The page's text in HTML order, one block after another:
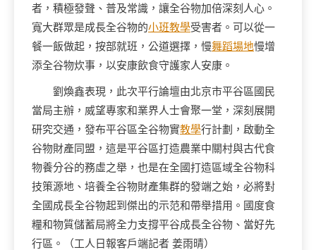
者，積極發聲、普及常識，讓全谷物加倍深刻人心。
寬大群眾是成長全谷物的小班教學受害者。可以從一
餐一飯做起，按部就班，公道選擇，慢舞蹈場地慢增
添全谷物炊事，以安康飲食守護家人安康。
劉煥鑫表現，此次平行論壇由北京市平谷區國民
當局主辦，威望專家和業界人士會聚一堂，深刻展開
研究交通，發布平谷區全谷物實教學行計劃，啟動全
谷物財產同盟，這是平谷區打造農業中關村與古代食
物養分谷的務虛之舉，也是在全國打造區域全谷物科
技策源地、培養全谷物財產集群的發端之始，必將對
全國成長全谷物起到傑出的示范和帶舉措用。國度食
糧和物質儲蓄局將全力支撐平谷成長全谷物、當好先
行區。（工人日報客戶端記者 姜雨晴）